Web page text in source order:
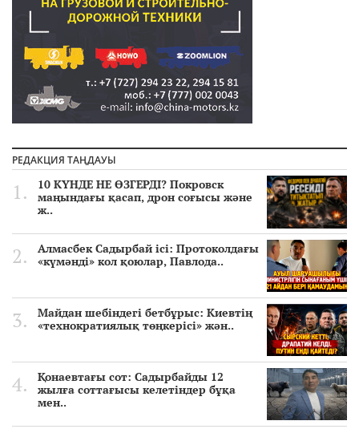
РЕДАКЦИЯ ТАҢДАУЫ
10 КҮНДЕ НЕ ӨЗГЕРДІ? Покровск
маңындағы қасап, дрон соғысы және
ж..
Алмасбек Садырбай ісі: Протоколдағы
«күмәнді» кол қоюлар, Павлода..
Майдан шебіндегі бетбұрыс: Киевтің
«технократиялық төңкерісі» жән..
Қонаевтағы сот: Садырбайды 12
жылға соттағысы келетіндер бұқа
мен..